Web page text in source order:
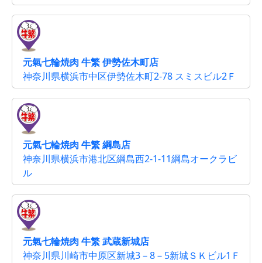
元氣七輪焼肉 牛繁 伊勢佐木町店
神奈川県横浜市中区伊勢佐木町2-78 スミスビル2Ｆ
元氣七輪焼肉 牛繁 綱島店
神奈川県横浜市港北区綱島西2-1-11綱島オークラビ
ル
元氣七輪焼肉 牛繁 武蔵新城店
神奈川県川崎市中原区新城3－8－5新城ＳＫビル1Ｆ